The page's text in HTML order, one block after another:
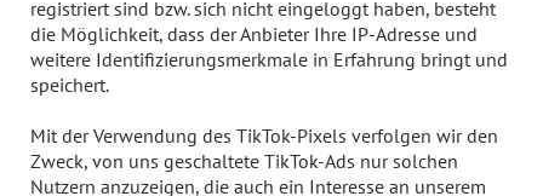
registriert sind bzw. sich nicht eingeloggt haben, besteht
die Möglichkeit, dass der Anbieter Ihre IP-Adresse und
weitere Identifizierungsmerkmale in Erfahrung bringt und
speichert.
Mit der Verwendung des TikTok-Pixels verfolgen wir den
Zweck, von uns geschaltete TikTok-Ads nur solchen
Nutzern anzuzeigen, die auch ein Interesse an unserem